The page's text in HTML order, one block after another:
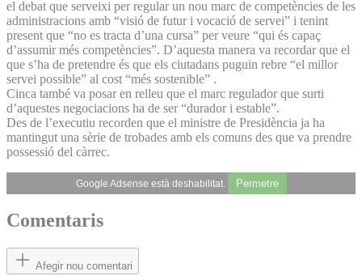
el debat que serveixi per regular un nou marc de competències de les
administracions amb “visió de futur i vocació de servei” i tenint
present que “no es tracta d’una cursa” per veure “qui és capaç
d’assumir més competències”. D’aquesta manera va recordar que el
que s’ha de pretendre és que els ciutadans puguin rebre “el millor
servei possible” al cost “més sostenible” .
Cinca també va posar en relleu que el marc regulador que surti
d’aquestes negociacions ha de ser “durador i estable”.
Des de l’executiu recorden que el ministre de Presidència ja ha
mantingut una sèrie de trobades amb els comuns des que va prendre
possessió del càrrec.
Google Adsense està deshabilitat. Permetre
Comentaris
Afegir nou comentari